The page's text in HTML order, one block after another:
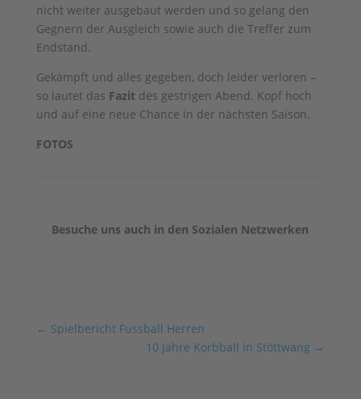
nicht weiter ausgebaut werden und so gelang den
Gegnern der Ausgleich sowie auch die Treffer zum
Endstand.
Gekämpft und alles gegeben, doch leider verloren –
so lautet das Fazit des gestrigen Abend. Kopf hoch
und auf eine neue Chance in der nächsten Saison.
FOTOS
Besuche uns auch in den Sozialen Netzwerken
← Spielbericht Fussball Herren
10 Jahre Korbball in Stöttwang →